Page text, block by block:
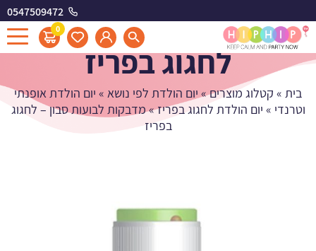
0547509472
0
מדבקות לבועות סבון -
לחגוג בפריז
בית » קטלוג מוצרים»יום הולדת לפי נושא » יום הולדת אופנתי
וטרנדי » יום הולדת לחגוג בפריז»מדבקות לבועות סבון – לחגוג
בפריז